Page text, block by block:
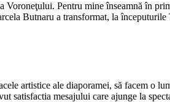
Pentru mine înseamnă în
Butnaru a transformat, la
artistice ale diaporamei, să facem o
satisfactia mesajului care ajunge la